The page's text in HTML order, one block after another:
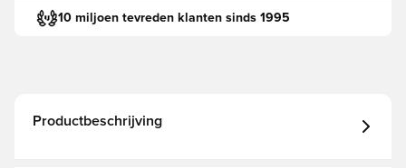
10 miljoen tevreden klanten sinds 1995
Productbeschrijving